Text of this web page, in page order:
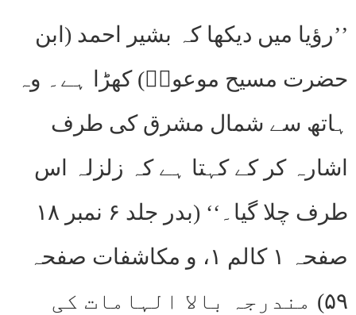
’’رؤیا میں دیکھا کہ بشیر احمد (ابن
حضرت مسیح موعودؑ) کھڑا ہے۔ وہ
ہاتھ سے شمال مشرق کی طرف
اشارہ کر کے کہتا ہے کہ زلزلہ اس
طرف چلا گیا۔‘‘ (بدر جلد ۶ نمبر ۱۸
صفحہ ۱ کالم ۱، و مکاشفات صفحہ
۵۹) مندرجہ بالا الہامات کی